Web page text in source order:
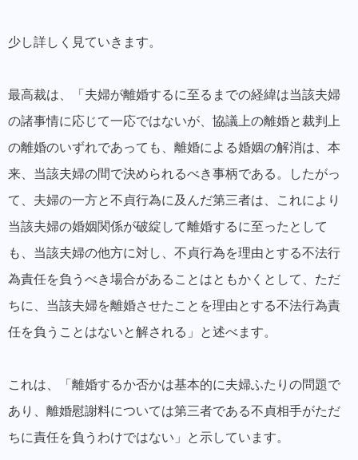
少し詳しく見ていきます。
最高裁は、「夫婦が離婚するに至るまでの経緯は当該夫婦
の諸事情に応じて一応ではないが、協議上の離婚と裁判上
の離婚のいずれであっても、離婚による婚姻の解消は、本
来、当該夫婦の間で決められるべき事柄である。したがっ
て、夫婦の一方と不貞行為に及んだ第三者は、これにより
当該夫婦の婚姻関係が破綻して離婚するに至ったとして
も、当該夫婦の他方に対し、不貞行為を理由とする不法行
為責任を負うべき場合があることはともかくとして、ただ
ちに、当該夫婦を離婚させたことを理由とする不法行為責
任を負うことはないと解される」と述べます。
これは、「 離婚するか否かは基本的に夫婦ふたりの問題で
あり、離婚慰謝料については第三者である不貞相手がただ
ちに責任を負うわけではない 」と示しています。